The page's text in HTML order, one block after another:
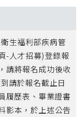
生福利部疾病管
人才招募)登錄報
請將報名成功後收
請於報名截止日
履歷表、畢業證書
影本，於上述公告